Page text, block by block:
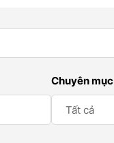
Chuyên mục